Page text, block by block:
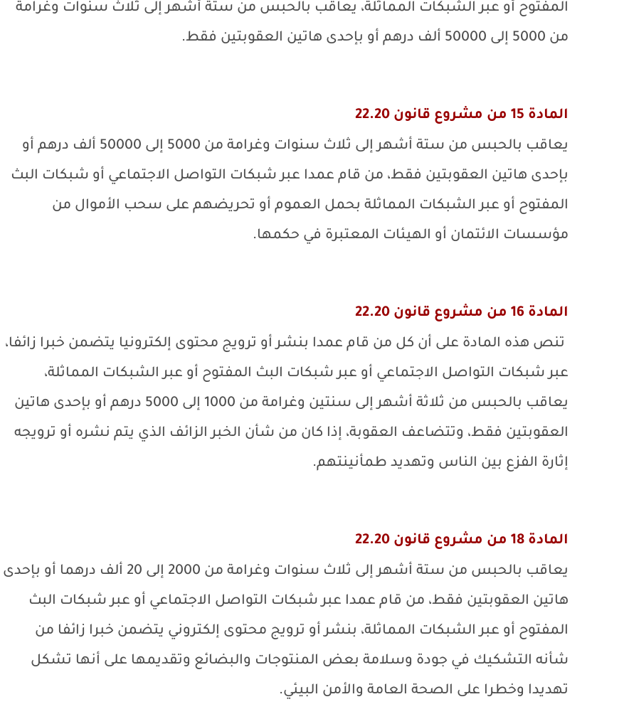
المفتوح أو عبر الشبكات المماثلة، يعاقب بالحبس من ستة أشهر إلى ثلاث سنوات وغرامة
من 5000 إلى 50000 ألف درهم أو بإحدى هاتين العقوبتين فقط.
المادة 15 من مشروع قانون 22.20
يعاقب بالحبس من ستة أشهر إلى ثلاث سنوات وغرامة من 5000 إلى 50000 ألف درهم أو
بإحدى هاتين العقوبتين فقط، من قام عمدا عبر شبكات التواصل الاجتماعي أو شبكات البث
المفتوح أو عبر الشبكات المماثلة بحمل العموم أو تحريضهم على سحب الأموال من
مؤسسات الائتمان أو الهيئات المعتبرة في حكمها.
المادة 16 من مشروع قانون 22.20
تنص هذه المادة على أن كل من قام عمدا بنشر أو ترويج محتوى إلكترونيا يتضمن خبرا زائفا،
عبر شبكات التواصل الاجتماعي أو عبر شبكات البث المفتوح أو عبر الشبكات المماثلة،
يعاقب بالحبس من ثلاثة أشهر إلى سنتين وغرامة من 1000 إلى 5000 درهم أو بإحدى هاتين
العقوبتين فقط، وتتضاعف العقوبة، إذا كان من شأن الخبر الزائف الذي يتم نشره أو ترويجه
إثارة الفزع بين الناس وتهديد طمأنينتهم.
المادة 18 من مشروع قانون 22.20
يعاقب بالحبس من ستة أشهر إلى ثلاث سنوات وغرامة من 2000 إلى 20 ألف درهما أو بإحدى
هاتين العقوبتين فقط، من قام عمدا عبر شبكات التواصل الاجتماعي أو عبر شبكات البث
المفتوح أو عبر الشبكات المماثلة، بنشر أو ترويج محتوى إلكتروني يتضمن خبرا زائفا من
شأنه التشكيك في جودة وسلامة بعض المنتوجات والبضائع وتقديمها على أنها تشكل
تهديدا وخطرا على الصحة العامة والأمن البيئي.